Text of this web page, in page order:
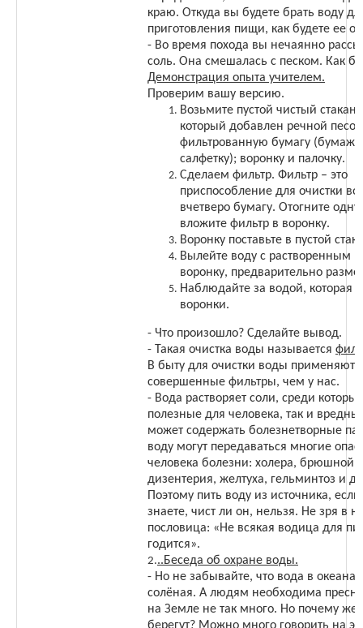
краю. Откуда вы будете брать воду
приготовления пищи, как будете ее
- Во время похода вы нечаянно
соль. Она смешалась с песком. Как
Демонстрация опыта учителем.
Проверим вашу версию.
Возьмите пустой чистый стакан;
который добавлен речной
фильтрованную бумагу
салфетку); воронку и палочку.
Сделаем фильтр. Фильтр – это
приспособление для очистки
вчетверо бумагу. Отогните одну
вложите фильтр в воронку.
Воронку поставьте в пустой
Вылейте воду с растворенным
воронку, предварительно
Наблюдайте за водой, которая
воронки.
- Что произошло? Сделайте вывод.
- Такая очистка воды называется
В быту для очистки воды
совершенные фильтры, чем у нас.
- Вода растворяет соли, среди
полезные для человека, так и
может содержать болезнетворные
воду могут передаваться многие
человека болезни: холера, брюшной
дизентерия, желтуха, гельминтоз и
Поэтому пить воду из источника,
знаете, чист ли он, нельзя. Не зря в
пословица: «Не всякая водица для
годится».
2...Беседа об охране воды.
- Но не забывайте, что вода в
солёная. А людям необходима
на Земле не так много. Но почему